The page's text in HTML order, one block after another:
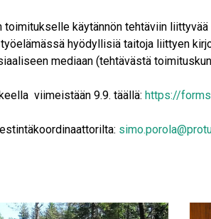
toimitukselle käytännön tehtäviin
hyödyllisiä taitoja liittyen
mediaan (tehtävästä
viimeistään 9.9. täällä: https://